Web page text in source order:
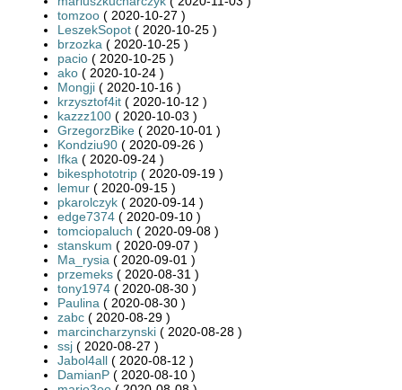
tomzoo ( 2020-10-27 )
LeszekSopot ( 2020-10-25 )
brzozka ( 2020-10-25 )
pacio ( 2020-10-25 )
ako ( 2020-10-24 )
Mongji ( 2020-10-16 )
krzysztof4it ( 2020-10-12 )
kazzz100 ( 2020-10-03 )
GrzegorzBike ( 2020-10-01 )
Kondziu90 ( 2020-09-26 )
Ifka ( 2020-09-24 )
bikesphototrip ( 2020-09-19 )
lemur ( 2020-09-15 )
pkarolczyk ( 2020-09-14 )
edge7374 ( 2020-09-10 )
tomciopaluch ( 2020-09-08 )
stanskum ( 2020-09-07 )
Ma_rysia ( 2020-09-01 )
przemeks ( 2020-08-31 )
tony1974 ( 2020-08-30 )
Paulina ( 2020-08-30 )
zabc ( 2020-08-29 )
marcincharzynski ( 2020-08-28 )
ssj ( 2020-08-27 )
Jabol4all ( 2020-08-12 )
DamianP ( 2020-08-10 )